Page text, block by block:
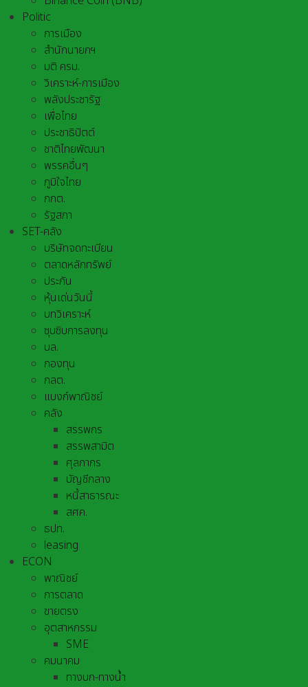
Politic
การเมือง
สำนักนายกฯ
มติ ครม.
วิเคราะห์-การเมือง
พลังประชารัฐ
เพื่อไทย
ประชาธิปัตต์
ชาติไทยพัฒนา
พรรคอื่นๆ
ภูมิใจไทย
กกต.
รัฐสภา
SET-คลัง
บริษัทจดทะเบียน
ตลาดหลักทรัพย์
ประกัน
หุ้นเด่นวันนี้
บทวิเคราะห์
ซุบซิบการลงทุน
บล.
กองทุน
กลต.
แบงก์พาณิชย์
คลัง
สรรพกร
สรรพสามิต
ศุลกากร
บัญชีกลาง
หนี้สาธารณะ
สศค.
ธปท.
leasing
ECON
พาณิชย์
การตลาด
ขายตรง
อุตสาหกรรม
SME
คมนาคม
ทางบก-ทางน้ำ